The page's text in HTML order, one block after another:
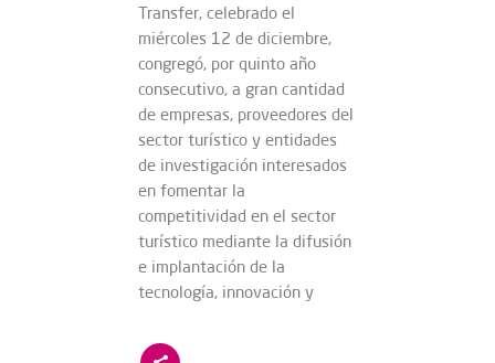
Transfer, celebrado el
miércoles 12 de diciembre,
congregó, por quinto año
consecutivo, a gran cantidad
de empresas, proveedores del
sector turístico y entidades
de investigación interesados
en fomentar la
competitividad en el sector
turístico mediante la difusión
e implantación de la
tecnología, innovación y